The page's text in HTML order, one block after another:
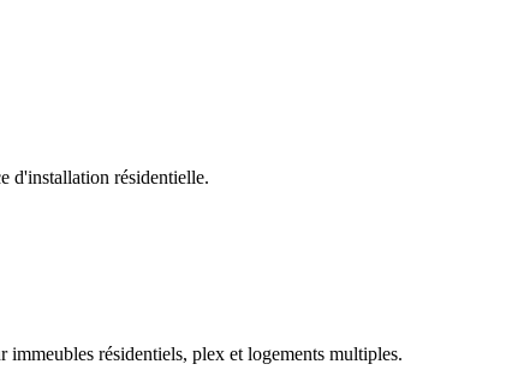
d'installation résidentielle.
résidentiels, plex et logements multiples.